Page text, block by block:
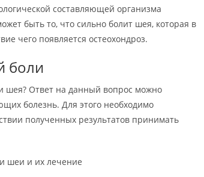
составляющей организма
быть то, что сильно болит шея, которая в
чего появляется остеохондроз.
боли
шея? Ответ на данный вопрос можно
болезнь. Для этого необходимо
полученных результатов принимать
шеи и их лечение